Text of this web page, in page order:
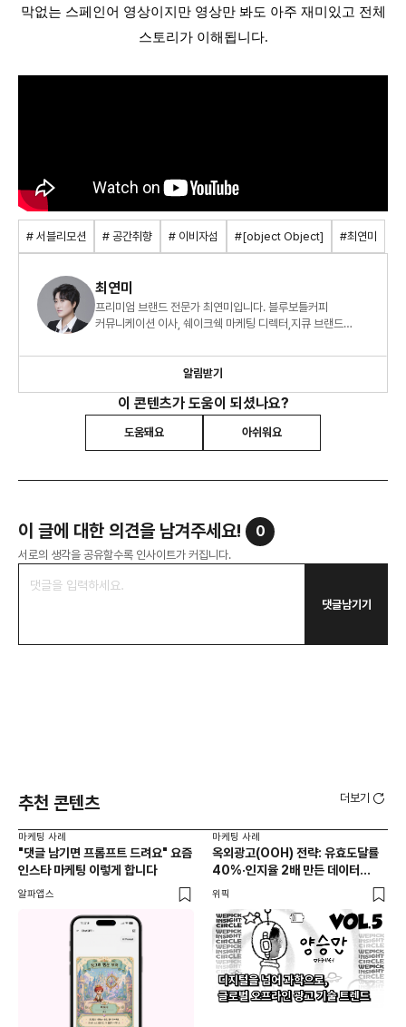
막없는 스페인어 영상이지만 영상만 봐도 아주 재미있고 전체
스토리가 이해됩니다.
# 서블리모션 # 공간취향 # 이비자섬 #[object Object] #최연미
최연미
프리미엄 브랜드 전문가 최연미입니다. 블루보틀커피
커뮤니케이션 이사, 쉐이크쉑 마케팅 디렉터,지큐 브랜드
글을 쓰고 있습니다.
알림받기
이 콘텐츠가 도움이 되셨나요?
도움돼요 아쉬워요
이 글에 대한 의견을 남겨주세요! 0
서로의 생각을 공유할수록 인사이트가 커집니다.
댓글남기기
추천 콘텐츠 더보기
마케팅 사례
"댓글 남기면 프롬프트 드려요" 요즘
인스타 마케팅 이렇게 합니다
알파앱스
마케팅 사례
옥외광고(OOH) 전략: 유효도달률
40%·인지율 2배 만든 데이터
활용법 | 애드타입 양승만 이사
위픽